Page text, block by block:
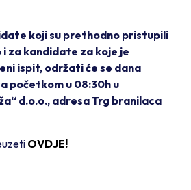
koji su prethodno pristupili
za kandidate za koje je
ispit, održati će se dana
početkom u 08:30h u
d.o.o., adresa Trg branilaca
OVDJE!